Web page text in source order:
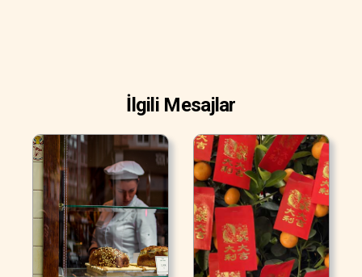
İlgili Mesajlar